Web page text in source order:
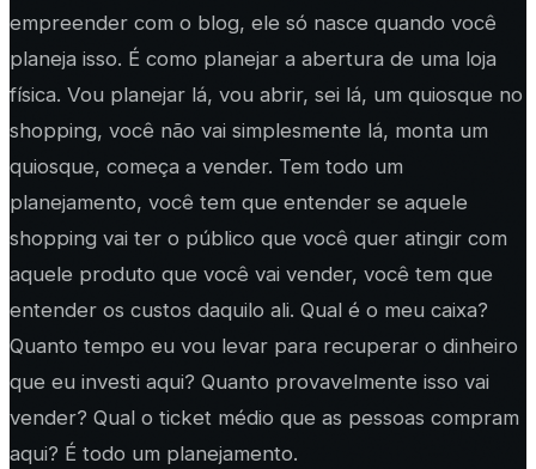
empreender com o blog, ele só nasce quando você
planeja isso. É como planejar a abertura de uma loja
física. Vou planejar lá, vou abrir, sei lá, um quiosque no
shopping, você não vai simplesmente lá, monta um
quiosque, começa a vender. Tem todo um
planejamento, você tem que entender se aquele
shopping vai ter o público que você quer atingir com
aquele produto que você vai vender, você tem que
entender os custos daquilo ali. Qual é o meu caixa?
Quanto tempo eu vou levar para recuperar o dinheiro
que eu investi aqui? Quanto provavelmente isso vai
vender? Qual o ticket médio que as pessoas compram
aqui? É todo um planejamento.